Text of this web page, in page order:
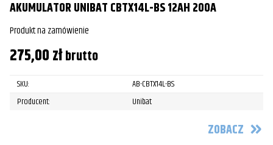
AKUMULATOR UNIBAT CBTX14L-BS 12AH 200A
Produkt na zamówienie
275,00złbrutto
SKU:
AB-CBTX14L-BS
Producent:
Unibat
ZOBACZ